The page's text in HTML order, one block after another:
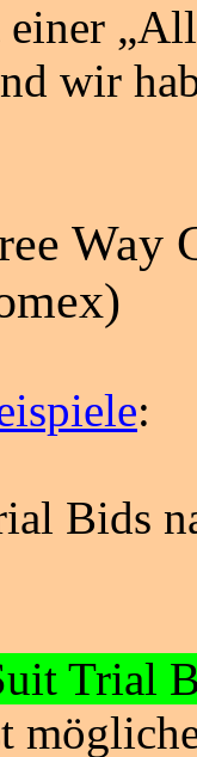
wir
Way
)
:
Bids
Trial